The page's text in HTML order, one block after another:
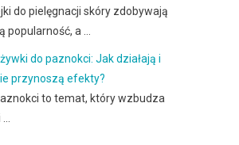
do pielęgnacji skóry zdobywają
popularność, a …
do paznokci: Jak działają i
przynoszą efekty?
to temat, który wzbudza